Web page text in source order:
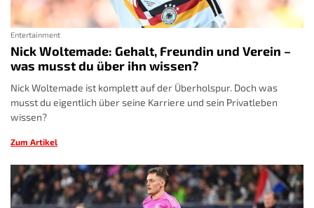
Entertainment
Nick Woltemade: Gehalt, Freundin und Verein –
was musst du über ihn wissen?
Nick Woltemade ist komplett auf der Überholspur. Doch was
musst du eigentlich über seine Karriere und sein Privatleben
wissen?
Zum Artikel